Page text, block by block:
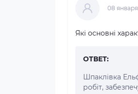
08 января
Які основні
ОТВЕТ:
Шпаклівка
робіт,